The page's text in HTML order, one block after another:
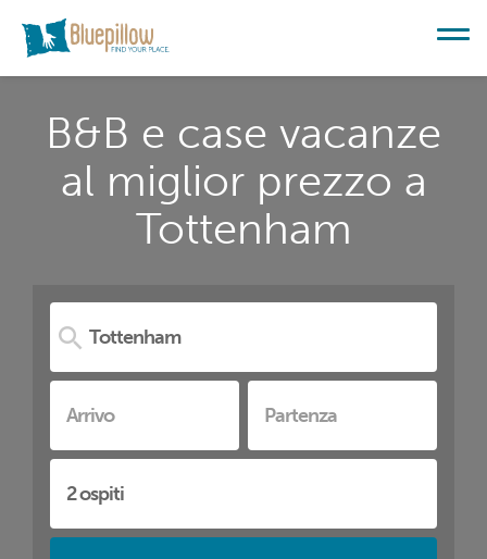
B&B e case vacanze
al miglior prezzo a
Tottenham